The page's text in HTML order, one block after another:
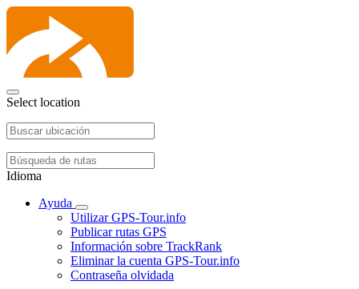
Select location
Idioma
Ayuda
Utilizar GPS-Tour.info
Publicar rutas GPS
Información sobre TrackRank
Eliminar la cuenta GPS-Tour.info
Contraseña olvidada